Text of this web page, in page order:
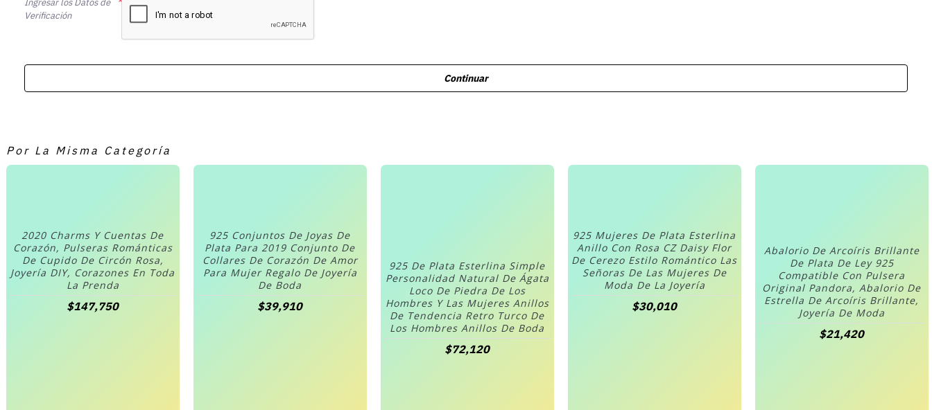
Ingresar los Datos de
Verificación
Continuar
Por La Misma Categoría
2020 Charms Y Cuentas De
Corazón, Pulseras Románticas
De Cupido De Circón Rosa,
Joyería DIY, Corazones En Toda
La Prenda
$147,750
925 Conjuntos De Joyas De
Plata Para 2019 Conjunto De
Collares De Corazón De Amor
Para Mujer Regalo De Joyería
De Boda
$39,910
925 De Plata Esterlina Simple
Personalidad Natural De Ágata
Loco De Piedra De Los
Hombres Y Las Mujeres Anillos
De Tendencia Retro Turco De
Los Hombres Anillos De Boda
$72,120
925 Mujeres De Plata Esterlina
Anillo Con Rosa CZ Daisy Flor
De Cerezo Estilo Romántico Las
Señoras De Las Mujeres De
Moda De La Joyería
$30,010
Abalorio De Arcoíris Brillante
De Plata De Ley 925
Compatible Con Pulsera
Original Pandora, Abalorio De
Estrella De Arcoíris Brillante,
Joyería De Moda
$21,420